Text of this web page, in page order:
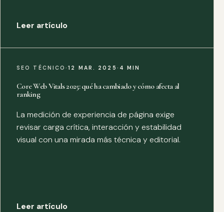
Leer artículo
SEO TÉCNICO·12 MAR. 2025 · 4 MIN
Core Web Vitals 2025: qué ha cambiado y cómo afecta al
ranking
La medición de experiencia de página exige
revisar carga crítica, interacción y estabilidad
visual con una mirada más técnica y editorial.
Leer artículo